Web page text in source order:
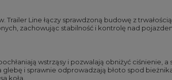
Line łączy sprawdzoną budowę z
zachowując stabilność i kontrolę nad
wstrząsy i pozwalają obniżyć ciśnienie,
i sprawnie odprowadzają błoto spod
koła.